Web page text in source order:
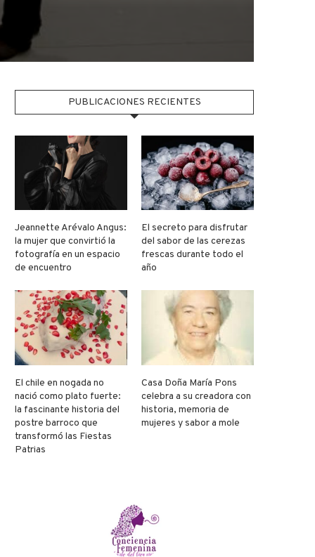
PUBLICACIONES RECIENTES
Jeannette Arévalo Angus:
la mujer que convirtió la
fotografía en un espacio
de encuentro
El secreto para disfrutar
del sabor de las cerezas
frescas durante todo el
año
El chile en nogada no
nació como plato fuerte:
la fascinante historia del
postre barroco que
transformó las Fiestas
Patrias
Casa Doña María Pons
celebra a su creadora con
historia, memoria de
mujeres y sabor a mole